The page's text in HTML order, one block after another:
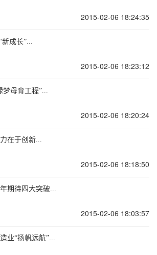
2015-02-06 18:24:35
新成长”...
2015-02-06 18:23:12
梦母育工程”...
2015-02-06 18:20:24
在于创新...
2015-02-06 18:18:50
期待四大突破...
2015-02-06 18:03:57
业“扬帆远航”...